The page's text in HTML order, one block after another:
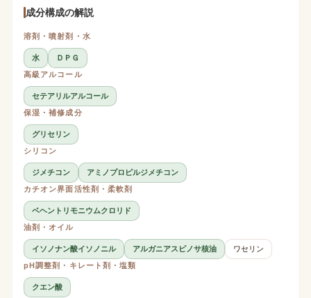
成分構成の解説
溶剤・噴射剤・水
水
ＤＰＧ
高級アルコール
セテアリルアルコール
保湿・補修成分
グリセリン
シリコン
ジメチコン
アミノプロピルジメチコン
カチオン界面活性剤・柔軟剤
ベヘントリモニウムクロリド
油剤・オイル
イソノナン酸イソノニル アルガニアスピノサ核油
ワセリン
pH調整剤・キレート剤・塩類
クエン酸